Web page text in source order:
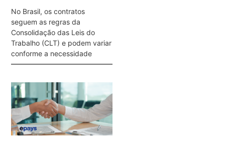
No Brasil, os contratos
seguem as regras da
Consolidação das Leis do
Trabalho (CLT) e podem variar
conforme a necessidade